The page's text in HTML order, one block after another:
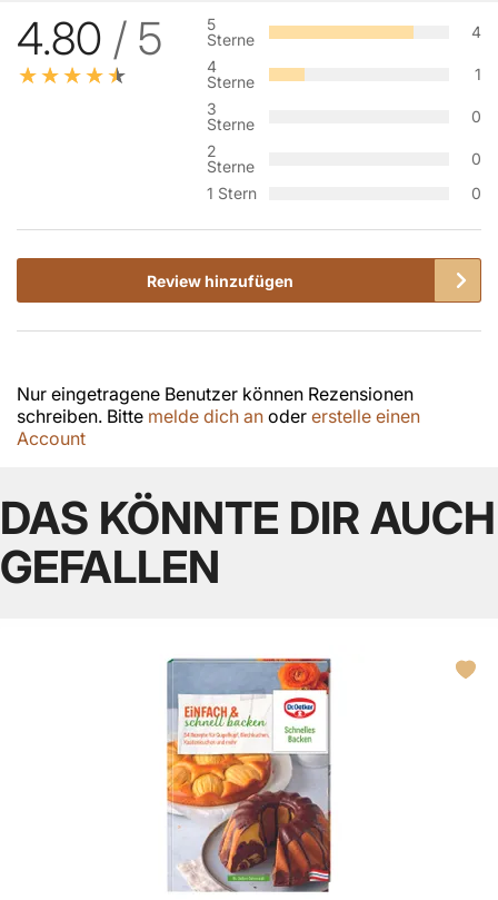
4.80 / 5
5
Sterne
4
4
Sterne
1
3
Sterne
0
2
Sterne
0
1 Stern
0
Review hinzufügen
Nur eingetragene Benutzer können Rezensionen
schreiben. Bitte melde dich an oder erstelle einen
Account
DAS KÖNNTE DIR AUCH
GEFALLEN